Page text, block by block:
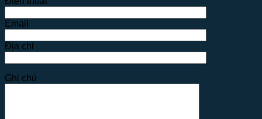
Email
Địa chỉ
Ghi chú